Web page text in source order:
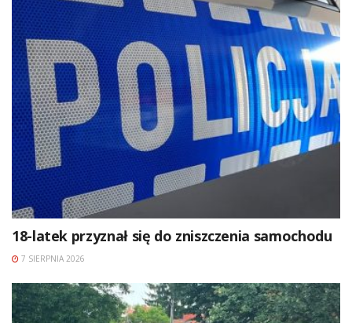
18-latek przyznał się do zniszczenia samochodu
7 SIERPNIA 2026